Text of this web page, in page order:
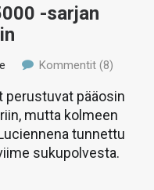
-sarjan
Kommentit (8)
perustuvat pääosin
mutta kolmeen
tunnettu
sukupolvesta.